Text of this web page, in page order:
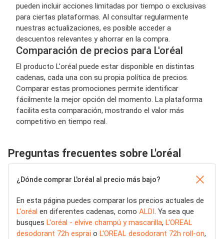
pueden incluir acciones limitadas por tiempo o exclusivas
para ciertas plataformas. Al consultar regularmente
nuestras actualizaciones, es posible acceder a
descuentos relevantes y ahorrar en la compra.
Comparación de precios para L'oréal
El producto L'oréal puede estar disponible en distintas
cadenas, cada una con su propia política de precios.
Comparar estas promociones permite identificar
fácilmente la mejor opción del momento. La plataforma
facilita esta comparación, mostrando el valor más
competitivo en tiempo real.
Preguntas frecuentes sobre L'oréal
¿Dónde comprar L'oréal al precio más bajo?
En esta página puedes comparar los precios actuales de
L'oréal en diferentes cadenas, como ALDI . Ya sea que
busques L'oréal - elvive champú y mascarilla, L'OREAL
desodorant 72h esprai o L'OREAL desodorant 72h roll-on,